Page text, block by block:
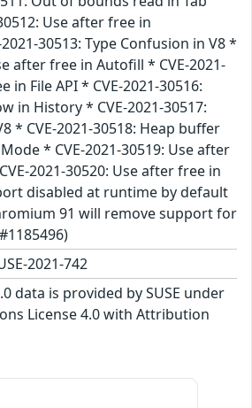
Use after free in
30513: Type Confusion in V8 *
after free in Autofill * CVE-2021-
in File API * CVE-2021-30516:
in History * CVE-2021-30517:
* CVE-2021-30518: Heap buffer
* CVE-2021-30519: Use after
2021-30520: Use after free in
disabled at runtime by default
91 will remove support for
2021-742
data is provided by SUSE under
License 4.0 with Attribution